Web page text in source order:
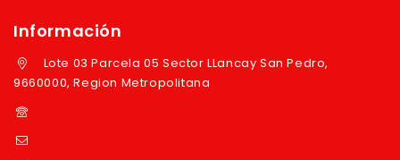
Información
Lote 03 Parcela 05 Sector LLancay San Pedro,
9660000, Region Metropolitana